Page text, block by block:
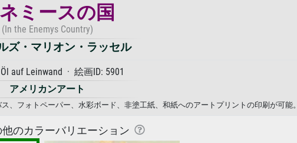
ミースの国
(In the Enemys Country)
ズ・マリオン・ラッセル
auf Leinwand · 絵画ID: 5901
アメリカンアート
、フォトペーパー、水彩ボード、非塗工紙、和紙へのアートプリントの印刷が可能。
のカラーバリエーション